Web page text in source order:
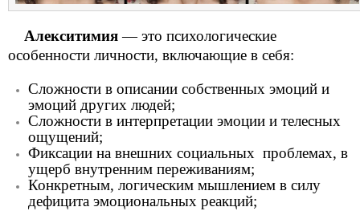
Алекситимия— это психологические
особенности личности, включающие в себя:
Сложности в описании собственных эмоций и
эмоций других людей;
Сложности в интерпретации эмоции и телесных
ощущений;
Фиксации на внешних социальных проблемах, в
ущерб внутренним переживаниям;
Конкретным, логическим мышлением в силу
дефицита эмоциональных реакций;